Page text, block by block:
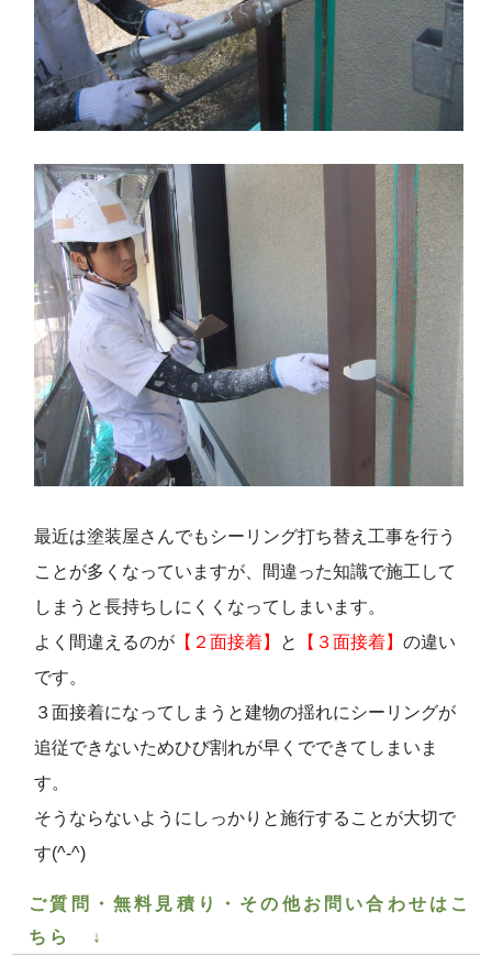
最近は塗装屋さんでもシーリング打ち替え工事を行う
ことが多くなっていますが、間違った知識で施工して
しまうと長持ちしにくくなってしまいます。
よく間違えるのが 【２面接着】 と 【３面接着】の違い
です。
３面接着になってしまうと建物の揺れにシーリングが
追従できないためひび割れが早くでできてしまいま
す。
そうならないようにしっかりと施行することが大切で
す(^-^)
ご質問・無料見積り・その他お問い合わせはこ
ちら ↓